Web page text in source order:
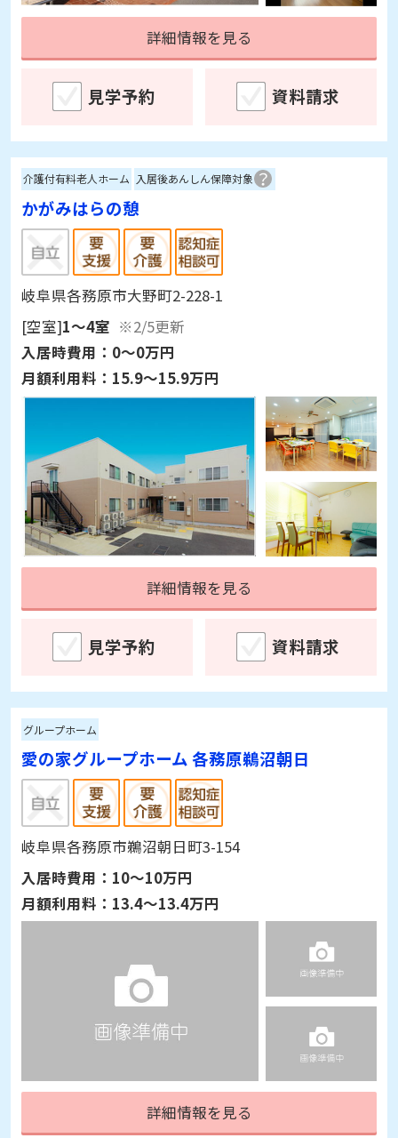
詳細情報を見る
見学予約 資料請求
介護付有料老人ホーム 入居後あんしん保障対象
かがみはらの憩
岐阜県各務原市大野町2-228-1
[空室]1～4室 ※2/5更新
入居時費用： 0～0万円
月額利用料： 15.9～15.9万円
詳細情報を見る
見学予約 資料請求
グループホーム
愛の家グループホーム 各務原鵜沼朝日
岐阜県各務原市鵜沼朝日町3-154
入居時費用： 10～10万円
月額利用料： 13.4～13.4万円
詳細情報を見る